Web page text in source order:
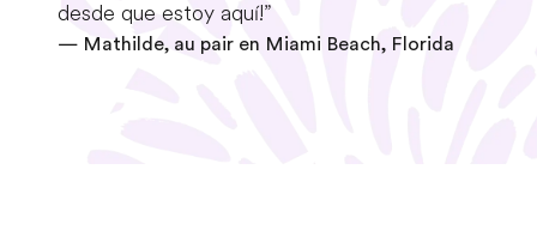
desde que estoy aquí!”
— Mathilde, au pair en Miami Beach, Florida